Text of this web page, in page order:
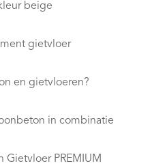
beige
gietvloer
en gietvloeren?
in combinatie
Gietvloer PREMIUM